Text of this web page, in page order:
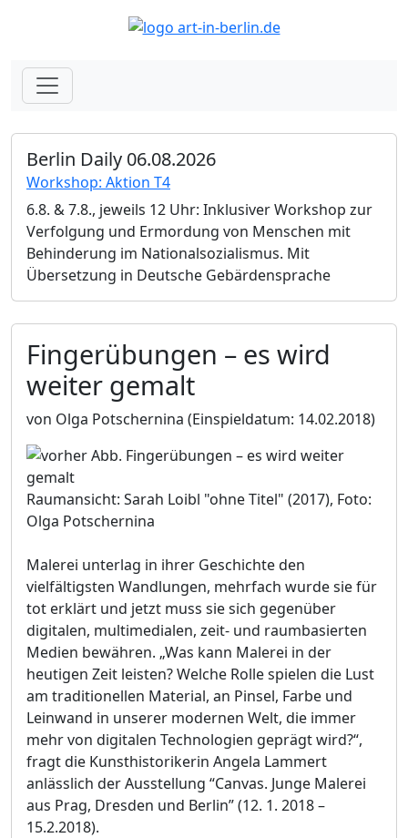
Berlin Daily 06.08.2026
Workshop: Aktion T4
6.8. & 7.8., jeweils 12 Uhr: Inklusiver Workshop zur
Verfolgung und Ermordung von Menschen mit
Behinderung im Nationalsozialismus. Mit
Übersetzung in Deutsche Gebärdensprache
Fingerübungen – es wird
weiter gemalt
von Olga Potschernina (Einspieldatum: 14.02.2018)
Raumansicht: Sarah Loibl "ohne Titel" (2017), Foto:
Olga Potschernina
Malerei unterlag in ihrer Geschichte den
vielfältigsten Wandlungen, mehrfach wurde sie für
tot erklärt und jetzt muss sie sich gegenüber
digitalen, multimedialen, zeit- und raumbasierten
Medien bewähren. „Was kann Malerei in der
heutigen Zeit leisten? Welche Rolle spielen die Lust
am traditionellen Material, an Pinsel, Farbe und
Leinwand in unserer modernen Welt, die immer
mehr von digitalen Technologien geprägt wird?“,
fragt die Kunsthistorikerin Angela Lammert
anlässlich der Ausstellung “Canvas. Junge Malerei
aus Prag, Dresden und Berlin” (12. 1. 2018 –
15.2.2018).